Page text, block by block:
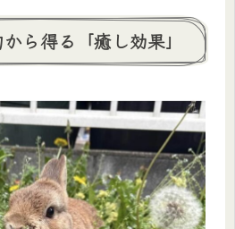
ら得る「癒し効果」